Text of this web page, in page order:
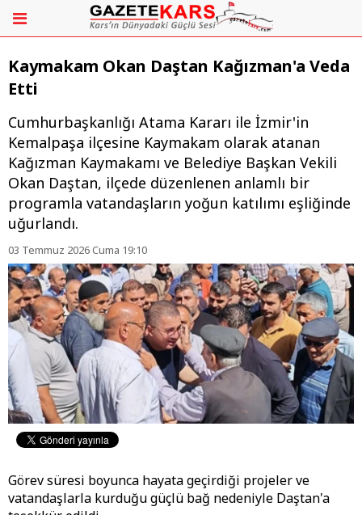
Kaymakam Okan Daştan Kağızman'a Veda
Etti
Cumhurbaşkanlığı Atama Kararı ile İzmir'in
Kemalpaşa ilçesine Kaymakam olarak atanan
Kağızman Kaymakamı ve Belediye Başkan Vekili
Okan Daştan, ilçede düzenlenen anlamlı bir
programla vatandaşların yoğun katılımı eşliğinde
uğurlandı.
03 Temmuz 2026 Cuma 19:10
Görev süresi boyunca hayata geçirdiği projeler ve
vatandaşlarla kurduğu güçlü bağ nedeniyle Daştan'a